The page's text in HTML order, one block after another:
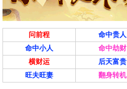
问前程 命中贵人
命中小人
命中劫财
横财运
后天富贵
旺夫旺妻
翻身转机